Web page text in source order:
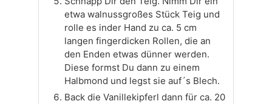
etwa walnussgroßes Stück Teig und
rolle es inder Hand zu ca. 5 cm
langen fingerdicken Rollen, die an
den Enden etwas dünner werden.
Diese formst Du dann zu einem
Halbmond und legst sie auf´s Blech.
Back die Vanillekipferl dann für ca. 20